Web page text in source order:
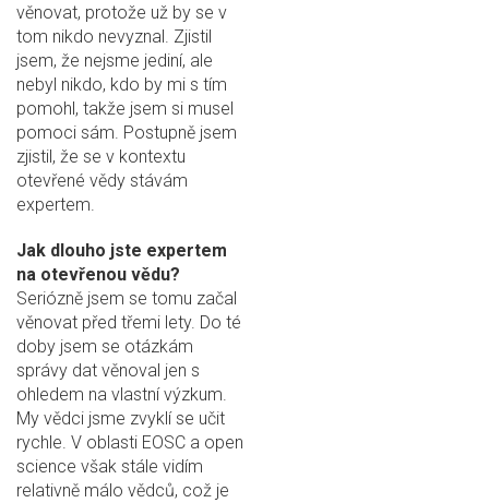
věnovat, protože už by se v
tom nikdo nevyznal. Zjistil
jsem, že nejsme jediní, ale
nebyl nikdo, kdo by mi s tím
pomohl, takže jsem si musel
pomoci sám. Postupně jsem
zjistil, že se v kontextu
otevřené vědy stávám
expertem.
Jak dlouho jste expertem
na otevřenou vědu?
Seriózně jsem se tomu začal
věnovat před třemi lety. Do té
doby jsem se otázkám
správy dat věnoval jen s
ohledem na vlastní výzkum.
My vědci jsme zvyklí se učit
rychle. V oblasti EOSC a open
science však stále vidím
relativně málo vědců, což je